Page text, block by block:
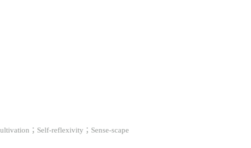
；Self-reflexivity；Sense-scape